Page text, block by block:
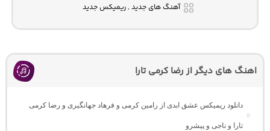
آهنگ های جدید , ریمیکس جدید
اهنگ های دیگر از رضا کرمی تارا
دانلود ریمیکس عشق ابدی از رامین کرمی و فرهاد جهانگیری و رضا کرمی
تارا و ناجی و پیشرو